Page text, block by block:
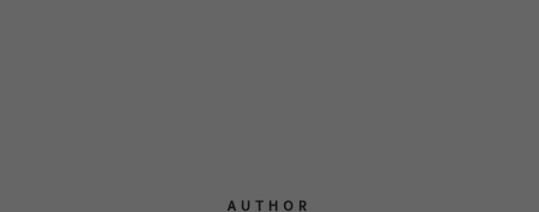
AUTHOR